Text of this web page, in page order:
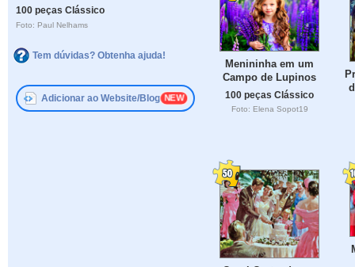
100 peças Clássico
Foto: Paul Nelhams
Tem dúvidas? Obtenha ajuda!
Adicionar ao Website/Blog
Menininha em um
Campo de Lupinos
100 peças Clássico
Foto: Elena Sopot19